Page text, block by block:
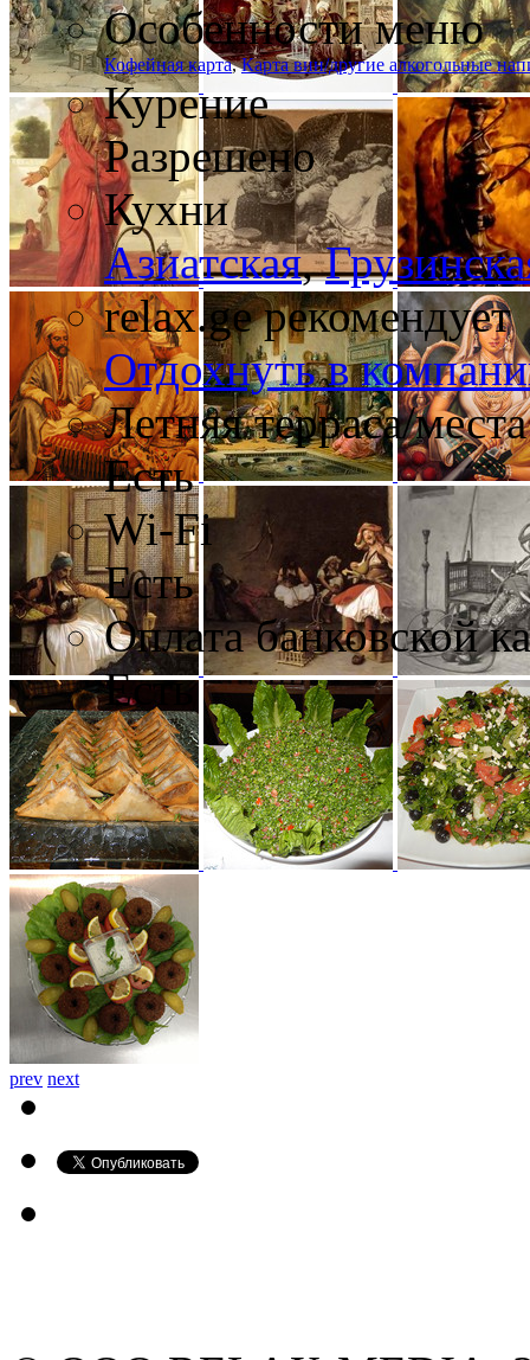
prev next
Особенности меню
Кофейная карта,Карта вин/другие алкогольные
Курение
Разрешено
Кухни
Азиатская,
relax.ge рекомендует
Отдохнуть в
Летняя терраса/
Есть
Wi-Fi
Есть
Оплата банковской
Есть